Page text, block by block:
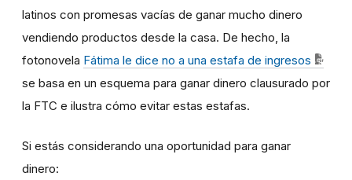
latinos con promesas vacías de ganar mucho dinero
vendiendo productos desde la casa. De hecho, la
fotonovela Fátima le dice no a una estafa de ingresos
se basa en un esquema para ganar dinero clausurado por
la FTC e ilustra cómo evitar estas estafas.
Si estás considerando una oportunidad para ganar
dinero: